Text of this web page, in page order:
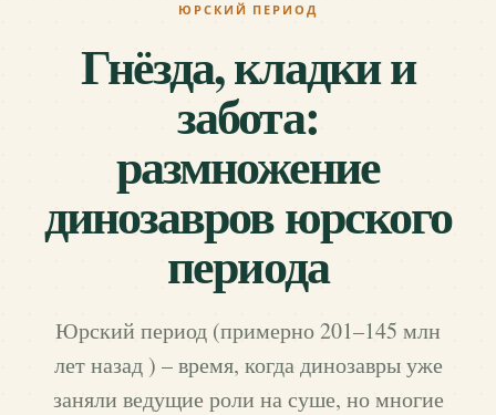
ЮРСКИЙ ПЕРИОД
Гнёзда, кладки и
забота:
размножение
динозавров юрского
периода
Юрский период (примерно 201–145 млн
лет назад ) – время, когда динозавры уже
заняли ведущие роли на суше, но многие